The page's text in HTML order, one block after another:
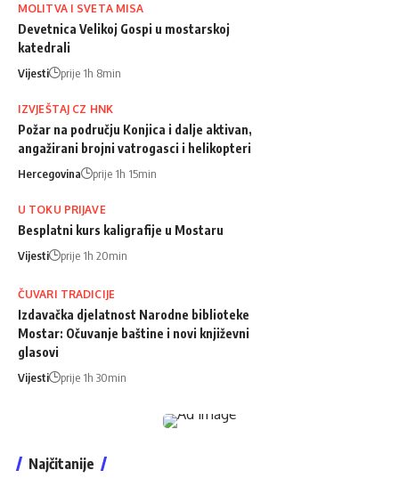
MOLITVA I SVETA MISA
Devetnica Velikoj Gospi u mostarskoj
katedrali
Vijesti prije 1h 8min
IZVJEŠTAJ CZ HNK
Požar na području Konjica i dalje aktivan,
angažirani brojni vatrogasci i helikopteri
Hercegovina prije 1h 15min
U TOKU PRIJAVE
Besplatni kurs kaligrafije u Mostaru
Vijesti prije 1h 20min
ČUVARI TRADICIJE
Izdavačka djelatnost Narodne biblioteke
Mostar: Očuvanje baštine i novi književni
glasovi
Vijesti prije 1h 30min
Najčitanije